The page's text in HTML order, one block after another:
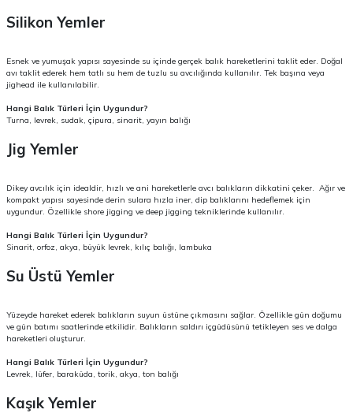
Silikon Yemler
Esnek ve yumuşak yapısı sayesinde su içinde gerçek balık hareketlerini taklit eder. Doğal
avı taklit ederek hem tatlı su hem de tuzlu su avcılığında kullanılır. Tek başına veya
jighead ile kullanılabilir.
Hangi Balık Türleri İçin Uygundur?
Turna, levrek, sudak, çipura, sinarit, yayın balığı
Jig Yemler
Dikey avcılık için idealdir, hızlı ve ani hareketlerle avcı balıkların dikkatini çeker. Ağır ve
kompakt yapısı sayesinde derin sulara hızla iner, dip balıklarını hedeflemek için
uygundur. Özellikle shore jigging ve deep jigging tekniklerinde kullanılır.
Hangi Balık Türleri İçin Uygundur?
Sinarit, orfoz, akya, büyük levrek, kılıç balığı, lambuka
Su Üstü Yemler
Yüzeyde hareket ederek balıkların suyun üstüne çıkmasını sağlar. Özellikle gün doğumu
ve gün batımı saatlerinde etkilidir. Balıkların saldırı içgüdüsünü tetikleyen ses ve dalga
hareketleri oluşturur.
Hangi Balık Türleri İçin Uygundur?
Levrek, lüfer, baraküda, torik, akya, ton balığı
Kaşık Yemler